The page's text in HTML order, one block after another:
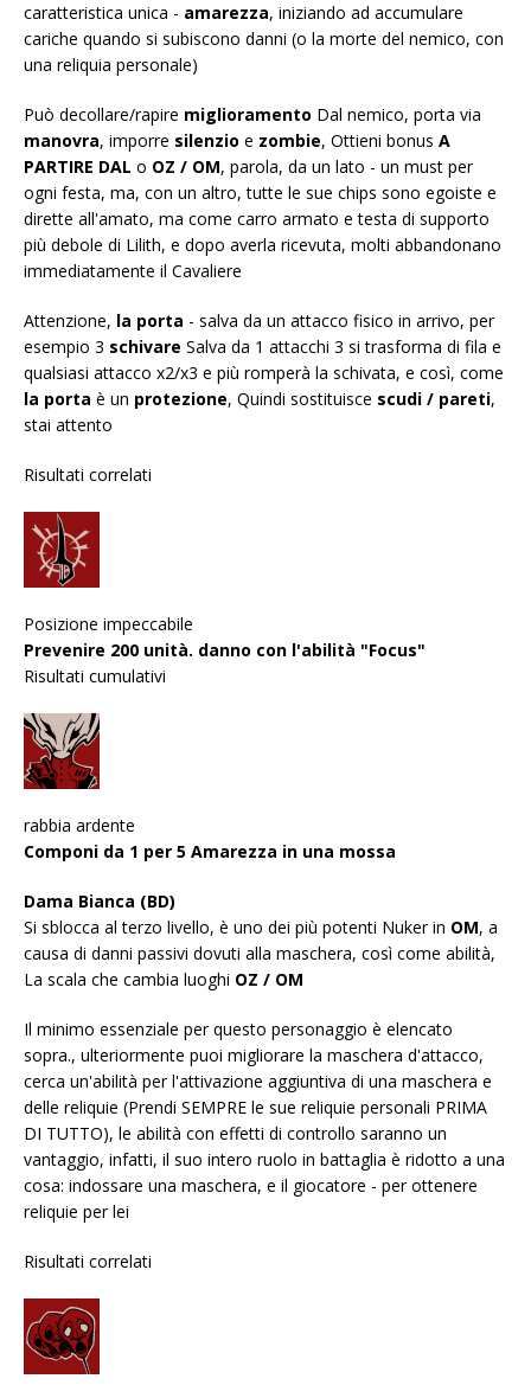
caratteristica unica - amarezza, iniziando ad accumulare
cariche quando si subiscono danni (o la morte del nemico, con
una reliquia personale)
Può decollare/rapire miglioramento Dal nemico, porta via
manovra, imporre silenzio e zombie, Ottieni bonus A
PARTIRE DAL o OZ / OM, parola, da un lato - un must per
ogni festa, ma, con un altro, tutte le sue chips sono egoiste e
dirette all'amato, ma come carro armato e testa di supporto
più debole di Lilith, e dopo averla ricevuta, molti abbandonano
immediatamente il Cavaliere
Attenzione, la porta - salva da un attacco fisico in arrivo, per
esempio 3 schivare Salva da 1 attacchi 3 si trasforma di fila e
qualsiasi attacco x2/x3 e più romperà la schivata, e così, come
la porta è un protezione, Quindi sostituisce scudi / pareti,
stai attento
Risultati correlati
Posizione impeccabile
Prevenire 200 unità. danno con l'abilità "Focus"
Risultati cumulativi
rabbia ardente
Componi da 1 per 5 Amarezza in una mossa
Dama Bianca (BD)
Si sblocca al terzo livello, è uno dei più potenti Nuker in OM, a
causa di danni passivi dovuti alla maschera, così come abilità,
La scala che cambia luoghi OZ / OM
Il minimo essenziale per questo personaggio è elencato
sopra., ulteriormente puoi migliorare la maschera d'attacco,
cerca un'abilità per l'attivazione aggiuntiva di una maschera e
delle reliquie (Prendi SEMPRE le sue reliquie personali PRIMA
DI TUTTO), le abilità con effetti di controllo saranno un
vantaggio, infatti, il suo intero ruolo in battaglia è ridotto a una
cosa: indossare una maschera, e il giocatore - per ottenere
reliquie per lei
Risultati correlati